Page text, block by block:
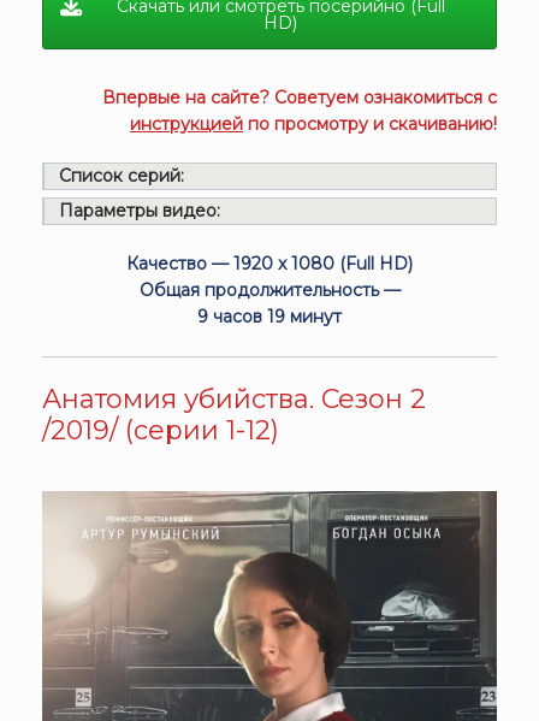
Скачать или смотреть посерийно (Full
HD)
Впервые на сайте? Советуем ознакомиться с
инструкцией по просмотру и скачиванию!
Список серий:
Параметры видео:
Качество — 1920 x 1080 (Full HD)
Общая продолжительность —
9 часов 19 минут
Анатомия убийства. Сезон 2
/2019/ (серии 1-12)